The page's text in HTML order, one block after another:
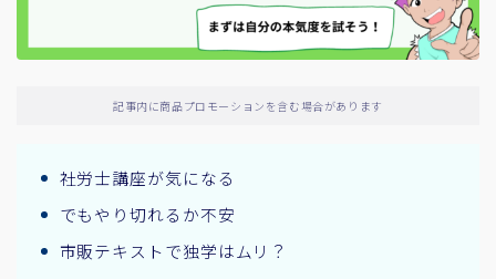
記事内に商品プロモーションを含む場合があります
社労士講座が気になる
でもやり切れるか不安
市販テキストで独学はムリ？